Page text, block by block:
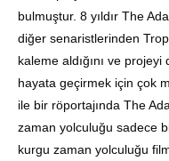
bulmuştur. 8 yıldır The
diğer senaristlerinden
kaleme aldığını ve
hayata geçirmek için çok
ile bir röportajında The
zaman yolculuğu sadece
kurgu zaman yolculuğu